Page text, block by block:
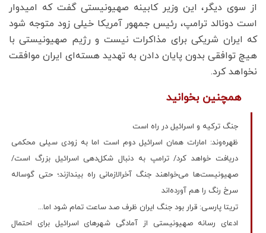
از سوی دیگر، این وزیر کابینه صهیونیستی گفت که امیدوار
است دونالد ترامپ، رئیس جمهور آمریکا خیلی زود متوجه شود
که ایران شریکی برای مذاکرات نیست و رژیم صهیونیستی با
هیچ توافقی بدون پایان دادن به تهدید هسته‌ای ایران موافقت
نخواهد کرد.
همچنین بخوانید
جنگ ترکیه و اسرائیل در راه است
ظهره‌وند: امارات همان اسرائیل دوم است اما به زودی سیلی محکمی
دریافت خواهد کرد/ ترامپ به دنبال شکل‌دهی اسرائیل بزرگ است/
صهیونیست‌ها می‌خواهند جنگ آخرالازمانی راه بیندازند؛ حتی گوساله
سرخ رنگ را هم آورده‌اند
تریتا پارسی: قرار بود جنگ ایران ظرف صد ساعت تمام شود اما...
ادعای رسانه صهیونیستی از آمادگی شهرهای اسرائیل برای احتمال